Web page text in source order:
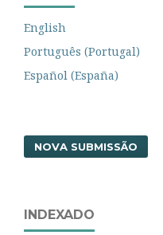
English
Português (Portugal)
Español (España)
NOVA SUBMISSÃO
INDEXADO